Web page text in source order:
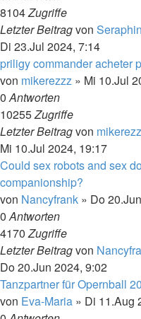
8104Zugriffe
Letzter Beitragvon
Di 23.Jul 2024, 7:14
priligy commander acheter
von mikerezzz » Mi 10.Jul
0Antworten
10255Zugriffe
Letzter Beitragvon
Mi 10.Jul 2024, 19:17
Could sex robots and sex
companionship?
von Nancyfrank » Do
0Antworten
4170Zugriffe
Letzter Beitragvon
Do 20.Jun 2024, 9:02
Tanzpartner für Opernball
von Eva-Maria » Di 11.Aug